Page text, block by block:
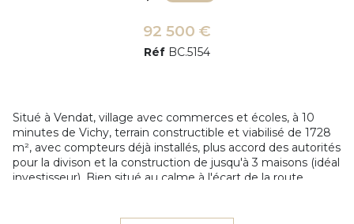
92 500 €
Réf BC.5154
Situé à Vendat, village avec commerces et écoles, à 10
minutes de Vichy, terrain constructible et viabilisé de 1728
m², avec compteurs déjà installés, plus accord des autorités
pour la divison et la construction de jusqu'à 3 maisons (idéal
investisseur). Bien situé au calme à l'écart de la route